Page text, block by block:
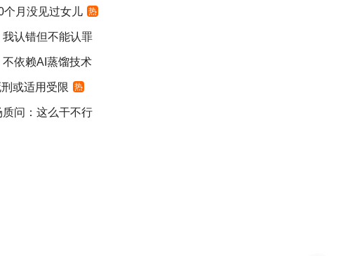
个月没见过女儿 热
我认错但不能认罪
依赖AI蒸馏技术
或适用受限 热
问：这么干不行